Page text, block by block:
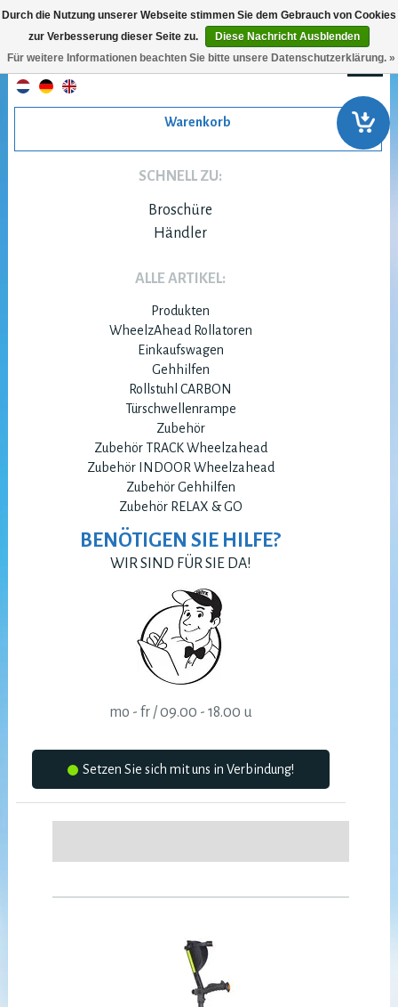
Warenkorb
SCHNELL ZU:
Broschüre
Händler
ALLE ARTIKEL:
Produkten
WheelzAhead Rollatoren
Einkaufswagen
Gehhilfen
Rollstuhl CARBON
Türschwellenrampe
Zubehör
Zubehör TRACK Wheelzahead
Zubehör INDOOR Wheelzahead
Zubehör Gehhilfen
Zubehör RELAX & GO
BENÖTIGEN SIE HILFE?
WIR SIND FÜR SIE DA!
mo - fr / 09.00 - 18.00 u
Setzen Sie sich mit uns in Verbindung!
Durch die Nutzung unserer Webseite stimmen Sie dem Gebrauch von Cookies
zur Verbesserung dieser Seite zu.
Diese Nachricht Ausblenden
Für weitere Informationen beachten Sie bitte unsere Datenschutzerklärung. »